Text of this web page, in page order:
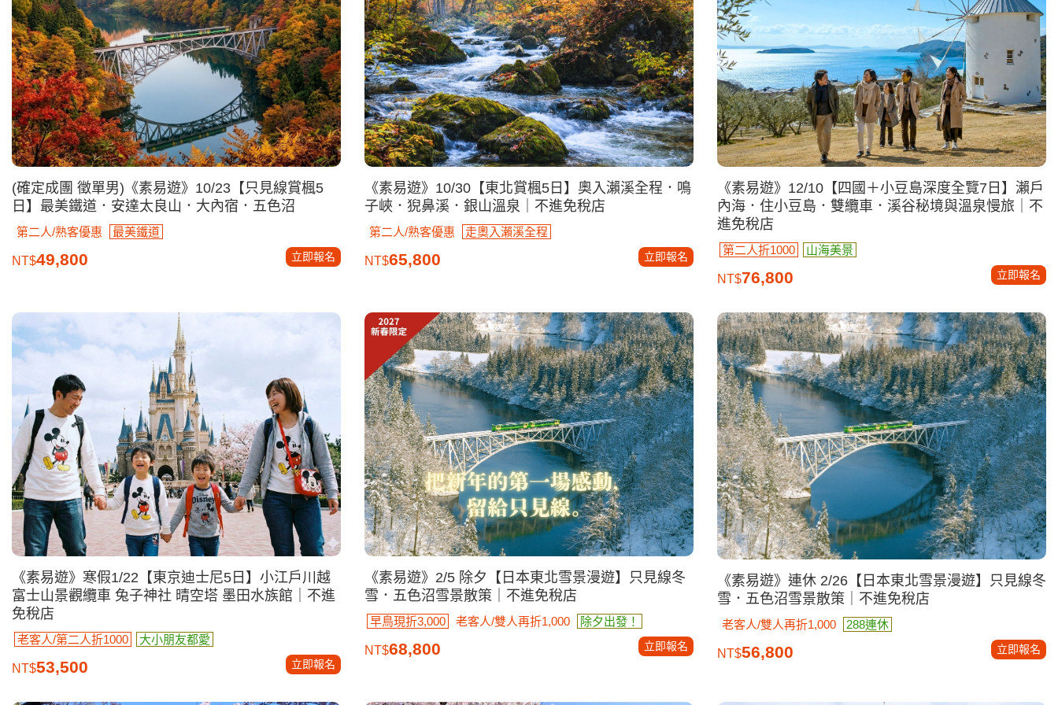
(確定成團 徵單男)《素易遊》10/23【只見線賞楓5
日】最美鐵道．安達太良山．大內宿．五色沼
第二人/熟客優惠 最美鐵道
NT$49,800 立即報名
《素易遊》10/30【東北賞楓5日】奧入瀨溪全程．鳴
子峽．猊鼻溪．銀山溫泉｜不進免稅店
第二人/熟客優惠 走奧入瀨溪全程
NT$65,800 立即報名
《素易遊》12/10【四國＋小豆島深度全覽7日】瀨戶
內海．住小豆島．雙纜車．溪谷秘境與溫泉慢旅｜不
進免稅店
第二人折1000 山海美景
NT$76,800 立即報名
《素易遊》寒假1/22【東京迪士尼5日】小江戶川越
富士山景觀纜車 兔子神社 晴空塔 墨田水族館｜不進
免稅店
老客人/第二人折1000 大小朋友都愛
NT$53,500 立即報名
《素易遊》2/5 除夕【日本東北雪景漫遊】只見線冬
雪．五色沼雪景散策｜不進免稅店
早鳥現折3,000 老客人/雙人再折1,000 除夕出發！
NT$68,800 立即報名
《素易遊》連休 2/26【日本東北雪景漫遊】只見線冬
雪．五色沼雪景散策｜不進免稅店
老客人/雙人再折1,000 288連休
NT$56,800 立即報名